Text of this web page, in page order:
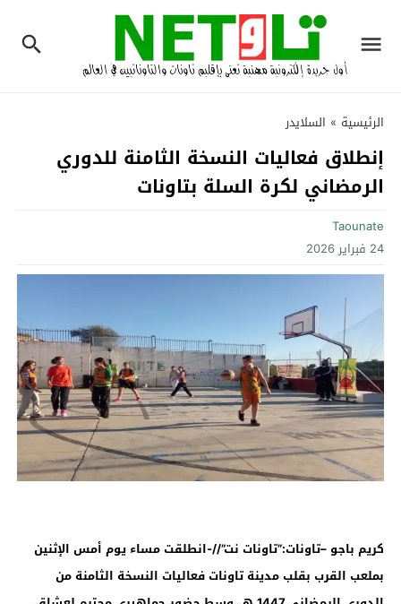
الرئيسية » السلايدر
إنطلاق فعاليات النسخة الثامنة للدوري
الرمضاني لكرة السلة بتاونات
Taounate
24 فبراير 2026
كريم باجو –تاونات:”تاونات نت”//-انطلقت مساء يوم أمس الإثنين
بملعب القرب بقلب مدينة تاونات فعاليات النسخة الثامنة من